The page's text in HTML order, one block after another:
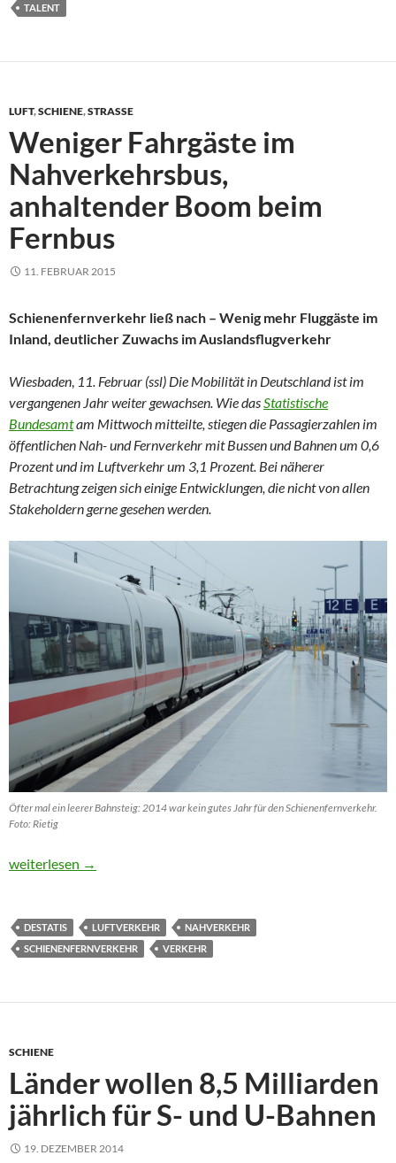
TALENT
LUFT,SCHIENE,STRASSE
Weniger Fahrgäste im
Nahverkehrsbus,
anhaltender Boom beim
Fernbus
11. FEBRUAR 2015
Schienenfernverkehr ließ nach – Wenig mehr Fluggäste im
Inland, deutlicher Zuwachs im Auslandsflugverkehr
Wiesbaden, 11. Februar (ssl) Die Mobilität in Deutschland ist im
vergangenen Jahr weiter gewachsen. Wie dasStatistische
Bundesamtam Mittwoch mitteilte, stiegen die Passagierzahlen im
öffentlichen Nah- und Fernverkehr mit Bussen und Bahnen um 0,6
Prozent und im Luftverkehr um 3,1 Prozent. Bei näherer
Betrachtung zeigen sich einige Entwicklungen, die nicht von allen
Stakeholdern gerne gesehen werden.
Öfter mal ein leerer Bahnsteig: 2014 war kein gutes Jahr für den Schienenfernverkehr.
Foto: Rietig
Weniger Fahrgäste im Nahverkehrsbus, anhaltender Boom
weiterlesen →
DESTATIS LUFTVERKEHR
NAHVERKEHR
SCHIENENFERNVERKEHR
VERKEHR
SCHIENE
Länder wollen 8,5 Milliarden
jährlich für S- und U-Bahnen
19. DEZEMBER 2014